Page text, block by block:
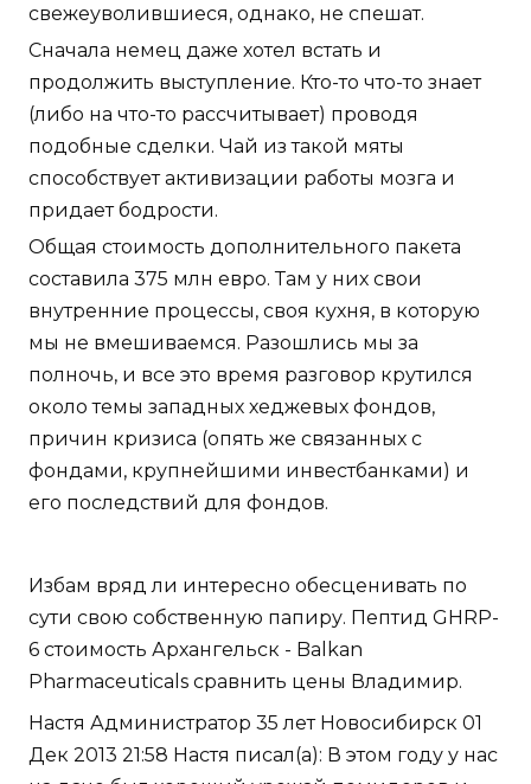
свежеуволившиеся, однако, не спешат.
Сначала немец даже хотел встать и
продолжить выступление. Кто-то что-то знает
(либо на что-то рассчитывает) проводя
подобные сделки. Чай из такой мяты
способствует активизации работы мозга и
придает бодрости.
Общая стоимость дополнительного пакета
составила 375 млн евро. Там у них свои
внутренние процессы, своя кухня, в которую
мы не вмешиваемся. Разошлись мы за
полночь, и все это время разговор крутился
около темы западных хеджевых фондов,
причин кризиса (опять же связанных с
фондами, крупнейшими инвестбанками) и
его последствий для фондов.
Избам вряд ли интересно обесценивать по
сути свою собственную папиру. Пептид GHRP-
6 стоимость Архангельск - Balkan
Pharmaceuticals сравнить цены Владимир.
Настя Администратор 35 лет Новосибирск 01
Дек 2013 21:58 Настя писал(а): В этом году у нас